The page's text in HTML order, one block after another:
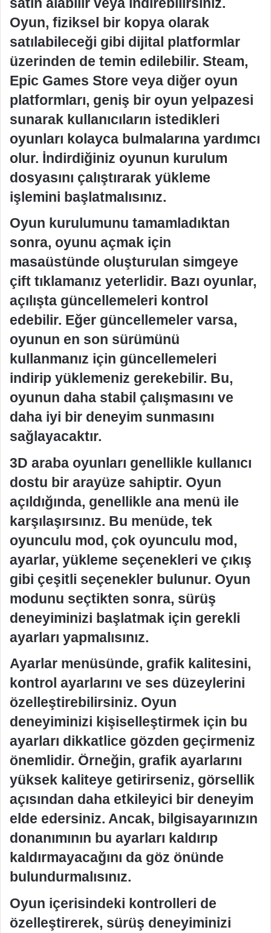
Oyun, fiziksel bir kopya olarak
satılabileceği gibi dijital platformlar
üzerinden de temin edilebilir. Steam,
Epic Games Store veya diğer oyun
platformları, geniş bir oyun yelpazesi
sunarak kullanıcıların istedikleri
oyunları kolayca bulmalarına yardımcı
olur. İndirdiğiniz oyunun kurulum
dosyasını çalıştırarak yükleme
işlemini başlatmalısınız.
Oyun kurulumunu tamamladıktan
sonra, oyunu açmak için
masaüstünde oluşturulan simgeye
çift tıklamanız yeterlidir. Bazı oyunlar,
açılışta güncellemeleri kontrol
edebilir. Eğer güncellemeler varsa,
oyunun en son sürümünü
kullanmanız için güncellemeleri
indirip yüklemeniz gerekebilir. Bu,
oyunun daha stabil çalışmasını ve
daha iyi bir deneyim sunmasını
sağlayacaktır.
3D araba oyunları genellikle kullanıcı
dostu bir arayüze sahiptir. Oyun
açıldığında, genellikle ana menü ile
karşılaşırsınız. Bu menüde, tek
oyunculu mod, çok oyunculu mod,
ayarlar, yükleme seçenekleri ve çıkış
gibi çeşitli seçenekler bulunur. Oyun
modunu seçtikten sonra, sürüş
deneyiminizi başlatmak için gerekli
ayarları yapmalısınız.
Ayarlar menüsünde, grafik kalitesini,
kontrol ayarlarını ve ses düzeylerini
özelleştirebilirsiniz. Oyun
deneyiminizi kişiselleştirmek için bu
ayarları dikkatlice gözden geçirmeniz
önemlidir. Örneğin, grafik ayarlarını
yüksek kaliteye getirirseniz, görsellik
açısından daha etkileyici bir deneyim
elde edersiniz. Ancak, bilgisayarınızın
donanımının bu ayarları kaldırıp
kaldırmayacağını da göz önünde
bulundurmalısınız.
Oyun içerisindeki kontrolleri de
özelleştirerek, sürüş deneyiminizi